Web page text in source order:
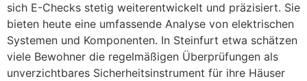
sich E-Checks stetig weiterentwickelt und präzisiert. Sie
bieten heute eine umfassende Analyse von elektrischen
Systemen und Komponenten. In Steinfurt etwa schätzen
viele Bewohner die regelmäßigen Überprüfungen als
unverzichtbares Sicherheitsinstrument für ihre Häuser